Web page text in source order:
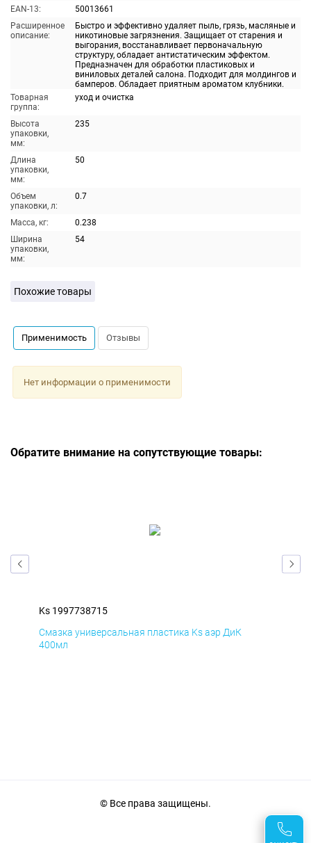
EAN-13:
50013661
Расширенное
описание:
Быстро и эффективно удаляет пыль, грязь, масляные и
никотиновые загрязнения. Защищает от старения и
выгорания, восстанавливает первоначальную
структуру, обладает антистатическим эффектом.
Предназначен для обработки пластиковых и
виниловых деталей салона. Подходит для молдингов и
бамперов. Обладает приятным ароматом клубники.
Товарная
группа:
уход и очистка
Высота
упаковки,
мм:
235
Длина
упаковки,
мм:
50
Объем
упаковки, л:
0.7
Масса, кг:
0.238
Ширина
упаковки,
мм:
54
Похожие товары
Применимость Отзывы
Нет информации о применимости
Обратите внимание на сопутствующие товары:
Ks 1997738715
Смазка универсальная пластика Ks аэр ДиК
400мл
© Все права защищены.